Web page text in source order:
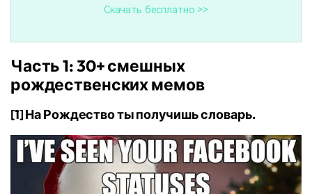
Скачать бесплатно >>
Часть 1: 30+ смешных
рождественских мемов
[1] На Рождество ты получишь словарь.